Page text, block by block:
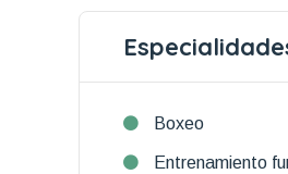
Boxeo
Entrenamiento